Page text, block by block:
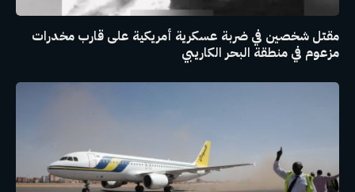
مقتل شخصين في ضربة عسكرية أمريكية على قارب مخدرات
مزعوم في منطقة البحر الكاريبي